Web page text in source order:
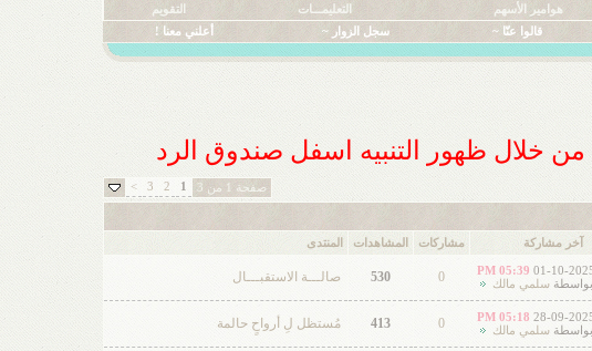
هوامير الأسهم التعليمـــات
التقويم
قالوا عنّا ~ سجل الزوار ~ أعلني معنا !
من خلال ظهور التنبيه اسفل صندوق الرد
صفحة 1 من 3 1
2
3
>
آخر مشاركة مشاركات المشاهدات المنتدى
01-10-
05:39 PM
بواسطةسلمي مالك 0
530 صالـــة الاستقبـــال
28-09-
05:18 PM
بواسطةسلمي مالك 0
413 مُستظل لِ أرواحٍ حالمة